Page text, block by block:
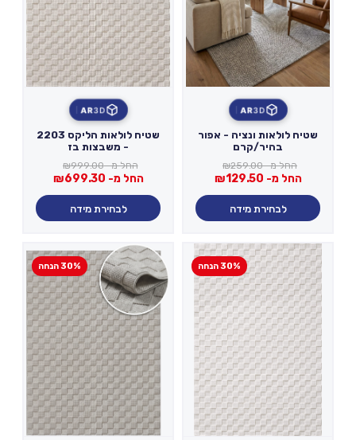
3D
AR
שטיח לולאות ונציה - אפור
בהיר/קרם
החל מ- ₪259.00
החל מ- ₪129.50
לבחירת מידה
3D
AR
שטיח לולאות הליקס 2203
- משבצות בז
החל מ- ₪999.00
החל מ- ₪699.30
לבחירת מידה
30% הנחה 30% הנחה